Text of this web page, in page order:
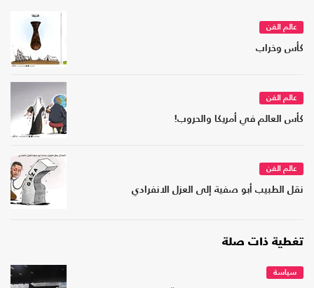
عالم الفن
كأس وخراب
عالم الفن
كأس العالم في أمريكا والحروب!
عالم الفن
نقل الطبيب أبو صفية إلى العزل الانفرادي
تغطية ذات صلة
سياسة